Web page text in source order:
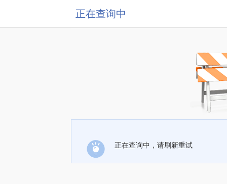
正在查询中
正在查询中，请刷新重试